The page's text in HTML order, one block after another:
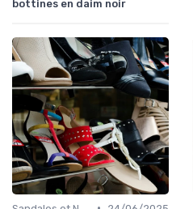
bottines en daim noir